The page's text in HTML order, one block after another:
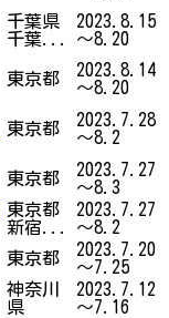
千葉県
千葉...
2023.8.15
～8.20
東京都
2023.8.14
～8.20
東京都
2023.7.28
～8.2
東京都
2023.7.27
～8.3
東京都
新宿...
2023.7.27
～8.2
東京都
2023.7.20
～7.25
神奈川
県
2023.7.12
～7.16